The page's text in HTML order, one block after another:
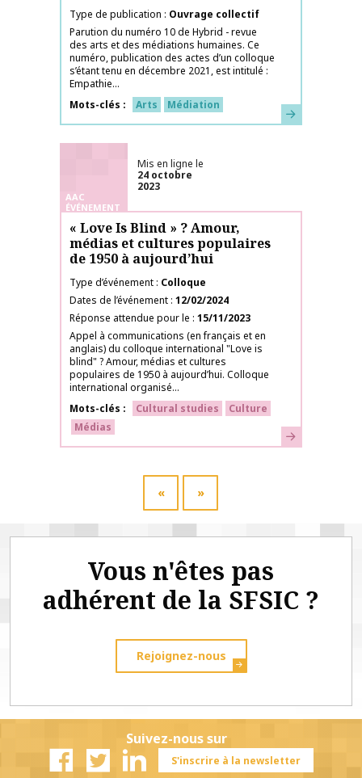
Type de publication
Ouvrage collectif
Parution du numéro 10 de Hybrid - revue
des arts et des médiations humaines. Ce
numéro, publication des actes d’un colloque
s’étant tenu en décembre 2021, est intitulé :
Empathie...
Mots-clés
Arts Médiation En savoir plus
AAC
ÉVÉNEMENT
Mis en ligne le
24 octobre
2023
« Love Is Blind » ? Amour,
médias et cultures populaires
de 1950 à aujourd’hui
Type d’événement Colloque
Dates de l’événement 12/02/2024
Réponse attendue pour le 15/11/2023
Appel à communications (en français et en
anglais) du colloque international "Love is
blind" ? Amour, médias et cultures
populaires de 1950 à aujourd’hui. Colloque
international organisé...
Mots-clés
Cultural studies
Culture
Médias
En savoir plus
« »
Vous n'êtes pas
adhérent de la SFSIC ?
Rejoignez-nous
Suivez-nous sur
S'inscrire à la newsletter